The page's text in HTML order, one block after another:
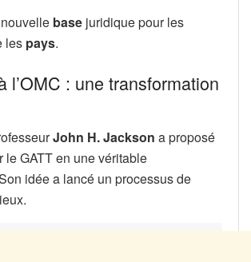
base juridique pour les
les pays.
l’OMC : une transformation
John H. Jackson a proposé
le GATT en une véritable
idée a lancé un processus de